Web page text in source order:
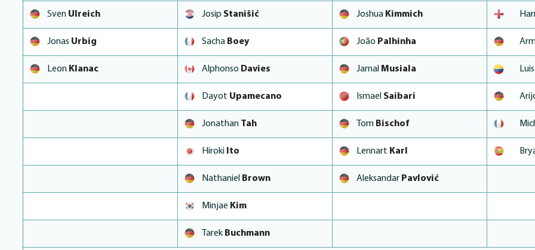
Sven Ulreich Josip Stanišić Joshua Kimmich
Jonas Urbig Sacha Boey João Palhinha
Leon Klanac Alphonso Davies Jamal Musiala Luis
Dayot Upamecano Ismael Saibari
Jonathan Tah Tom Bischof
Hiroki Ito Lennart Karl
Nathaniel Brown Aleksandar Pavlović
Minjae Kim
Tarek Buchmann